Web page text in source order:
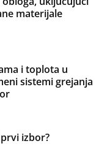
materijale
i toplota u
sistemi grejanja
izbor?